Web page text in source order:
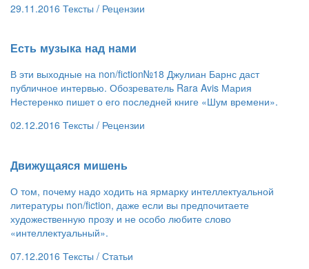
29.11.2016 Тексты / Рецензии
Есть музыка над нами
В эти выходные на non/fiction№18 Джулиан Барнс даст
публичное интервью. Обозреватель Rara Avis Мария
Нестеренко пишет о его последней книге «Шум времени».
02.12.2016 Тексты / Рецензии
​Движущаяся мишень
О том, почему надо ходить на ярмарку интеллектуальной
литературы non/fiction, даже если вы предпочитаете
художественную прозу и не особо любите слово
«интеллектуальный».
07.12.2016 Тексты / Статьи